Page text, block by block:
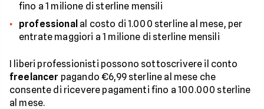
fino a 1 milione di sterline mensili
professional al costo di 1.000 sterline al mese, per
entrate maggiori a 1 milione di sterline mensili
I liberi professionisti possono sottoscrivere il conto
freelancer pagando €6,99 sterline al mese che
consente di ricevere pagamenti fino a 100.000 sterline
al mese.